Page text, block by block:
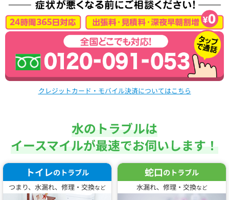
クレジットカード・モバイル決済についてはこちら
水のトラブルは
イースマイルが最速でお伺いします！
トイレのトラブル
つまり、水漏れ、修理・交換など
蛇口のトラブル
水漏れ、修理・交換など